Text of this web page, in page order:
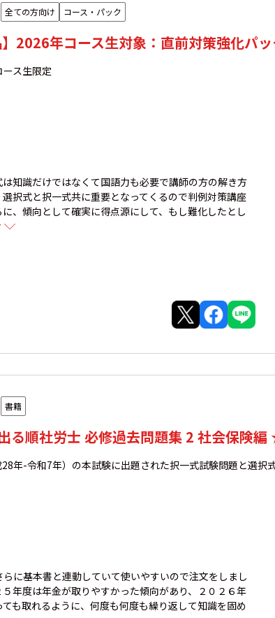
全ての方向け コース・パック
】2026年コース生対象：直前対策強化パ
ス生限定
知識だけではなくて国語力も必要で講師の方の解き方
択式と択一式共に重要となってくるので判例対策講座
、傾向として確実に得点源にして、もし難化したとし
書籍
る順社労士 必修過去問題集 2 社会保険
年-令和7年）の本試験に出題された択一式試験問題と選択
に基本書と連動していて使いやすいので注文をしまし
年度は年金が取りやすかった傾向があり、２０２６年
も取れるように、何度も何度も繰り返して知識を固め